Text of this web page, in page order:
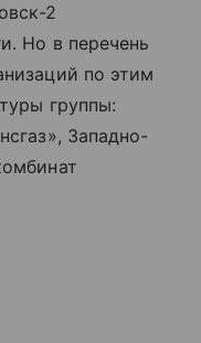
2
Но в перечень
по этим
группы:
Западно-